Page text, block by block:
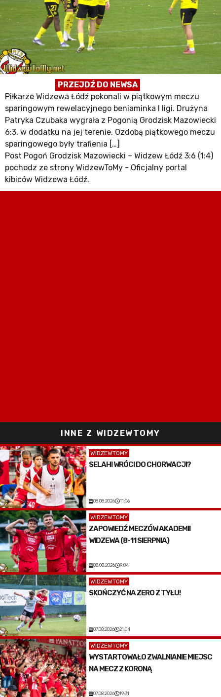
PRZEJDŹ DO NEWSA
Piłkarze Widzewa Łódź pokonali w piątkowym meczu
sparingowym rewelacyjnego beniaminka I ligi. Drużyna
Patryka Czubaka wygrała z Pogonią Grodzisk Mazowiecki
6:3, w dodatku na jej terenie. Ozdobą piątkowego meczu
sparingowego były trafienia […]
Post Pogoń Grodzisk Mazowiecki – Widzew Łódź 3:6 (1:4)
pochodz ze strony WidzewToMy - Oficjalny portal
kibiców Widzewa Łódź.
INNE Z WIDZEWTOMY
WIDZEWTOMY
SELAHI WRÓCI DO CHORWACJI?
08.08.2026 11:06
WIDZEWTOMY
ZAPOWIEDŹ MECZÓW AKADEMII
WIDZEWA (8-11 SIERPNIA)
08.08.2026 9:04
WIDZEWTOMY
SKOŃCZYĆ NA ZERO Z TYŁU!
07.08.2026 21:04
WIDZEWTOMY
WYSTARTOWAŁO ZWALNIANIE MIEJSC
NA MECZ Z KORONĄ
07.08.2026 19:31